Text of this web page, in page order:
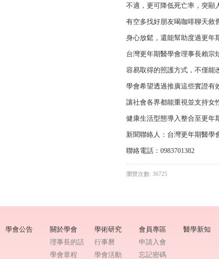
不適，更可降低死亡率，突顯
有空多找好朋友喝咖啡聊天敘
身心放鬆，還能幫助度過更年
台灣更年期醫學會理事長賴宗
容易取得的照護方式，不僅能
學會希望透過推廣這些實證有
讓社會各界都能重視並支持女
健康生活型態導入整合至更年
新聞聯絡人：台灣更年期醫學
聯絡電話：0983701382
瀏覽次數: 36725
學會公告
關於學會
理事長的話
學會章程
學術研究
行事曆
學會活動
會員專區
申請入會
忘記密碼
醫學新知